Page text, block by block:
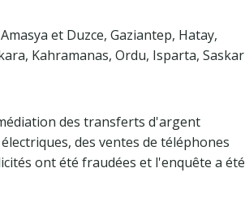
et Duzce, Gaziantep, Hatay,
Kahramanas, Ordu, Isparta, Saskar
des transferts d'argent
des ventes de téléphones
ont été fraudées et l'enquête a été